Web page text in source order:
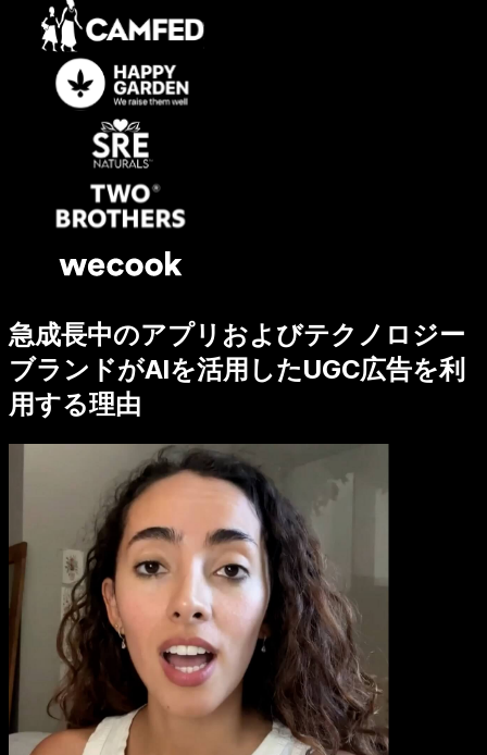
急成長中のアプリおよびテクノロジー
ブランドがAIを活用したUGC広告を利
用する理由